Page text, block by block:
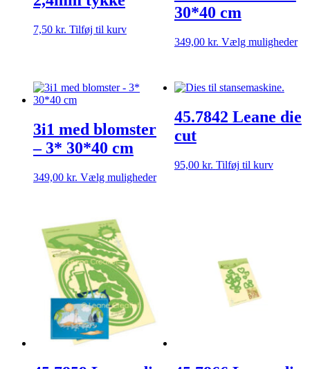
på
7,50 kr. Tilføj til kurv
30*40 cm
349,00 kr. Vælg muligheder
3i1 med blomster
– 3* 30*40 cm
349,00 kr. Vælg mulighederDette
45.7842 Leane die
cut
95,00 kr. Tilføj til kurv